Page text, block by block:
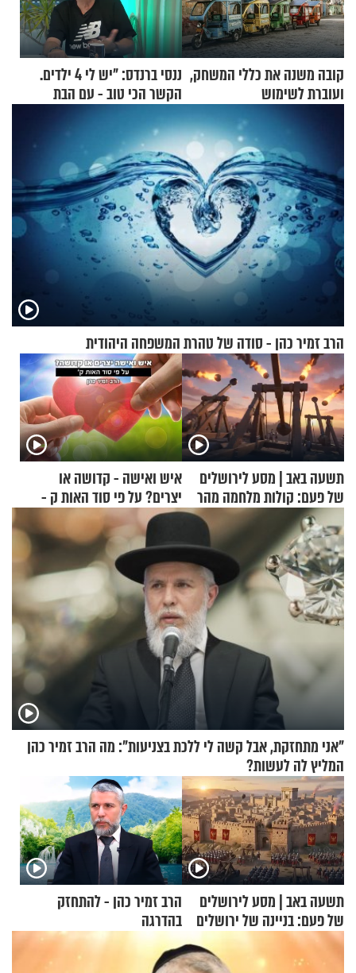
קובה משנה את כללי המשחק,
ועוברת לשימוש
בתלת־אופנועים סולאריים
ננסי ברנדס: "יש לי 4 ילדים.
הקשר הכי טוב - עם הבת
החרדית"
הרב זמיר כהן - סודה של טהרת המשפחה היהודית
תשעה באב | מסע לירושלים
של פעם: קולות מלחמה מהר
הזיתים
איש ואישה - קדושה או
יצרים? על פי סוד האות ק -
הרב זמיר כהן
"אני מתחזקת, אבל קשה לי ללכת בצניעות": מה הרב זמיר כהן
המליץ לה לעשות?
תשעה באב | מסע לירושלים
של פעם: בניינה של ירושלים
הרב זמיר כהן - להתחזק
בהדרגה